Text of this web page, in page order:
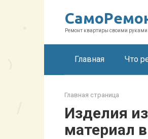
Ремонт квартиры своими руками
Главная Что
Главная страница
Изделия
материал